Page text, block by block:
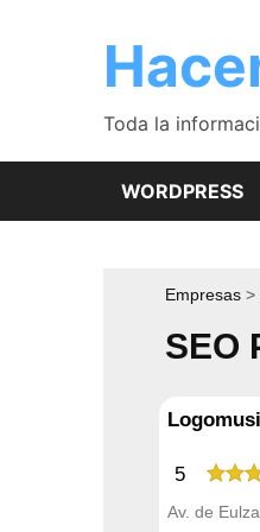
Toda la
WORDPRESS
Empresas
SEO
5
Av. de